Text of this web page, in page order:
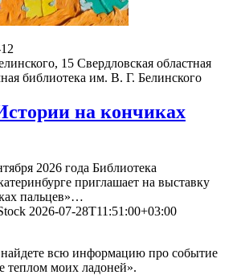
15 Свердловская областная
библиотека им. В. Г. Белинского
на кончиках
2026 года Библиотека
приглашает на выставку
пальцев»…
2026-07-28T11:51:00+03:00
всю информацию про событие
теплом моих ладоней».